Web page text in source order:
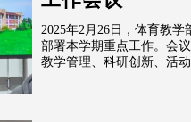
2025年2月26日，体育教
部署本学期重点工作。会
教学管理、科研创新、活